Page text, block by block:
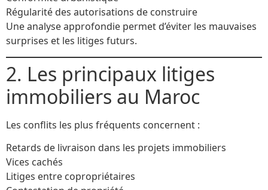
Régularité des autorisations de construire
Une analyse approfondie permet d’éviter les mauvaises
surprises et les litiges futurs.
2. Les principaux litiges
immobiliers au Maroc
Les conflits les plus fréquents concernent :
Retards de livraison dans les projets immobiliers
Vices cachés
Litiges entre copropriétaires